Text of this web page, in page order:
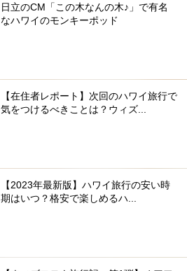
日立のCM「この木なんの木♪」で有名
なハワイのモンキーポッド
【在住者レポート】次回のハワイ旅行で
気をつけるべきことは？ウィズ...
【2023年最新版】ハワイ旅行の安い時
期はいつ？格安で楽しめるハ...